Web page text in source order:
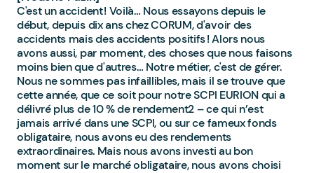
C'est un accident ! Voilà… Nous essayons depuis le
début, depuis dix ans chez CORUM, d'avoir des
accidents mais des accidents positifs ! Alors nous
avons aussi, par moment, des choses que nous faisons
moins bien que d'autres… Notre métier, c'est de gérer.
Nous ne sommes pas infaillibles, mais il se trouve que
cette année, que ce soit pour notre SCPI EURION qui a
délivré plus de 10 % de rendement2 – ce qui n’est
jamais arrivé dans une SCPI, ou sur ce fameux fonds
obligataire, nous avons eu des rendements
extraordinaires. Mais nous avons investi au bon
moment sur le marché obligataire, nous avons choisi